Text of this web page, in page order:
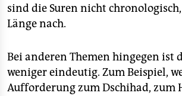
sind die Suren nicht
Länge nach.
Bei anderen Themen hingegen ist
weniger eindeutig. Zum Beispiel,
Aufforderung zum Dschihad, zum